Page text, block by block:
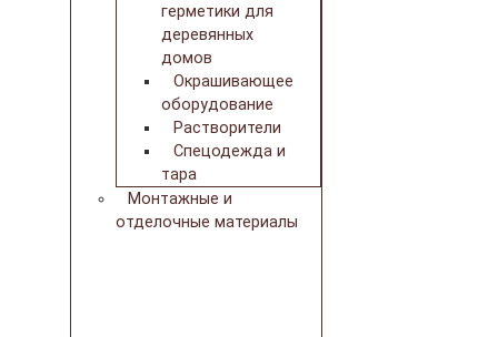
герметики для
деревянных
домов
Окрашивающее
оборудование
Растворители
Спецодежда и
тара
Монтажные и
отделочные материалы